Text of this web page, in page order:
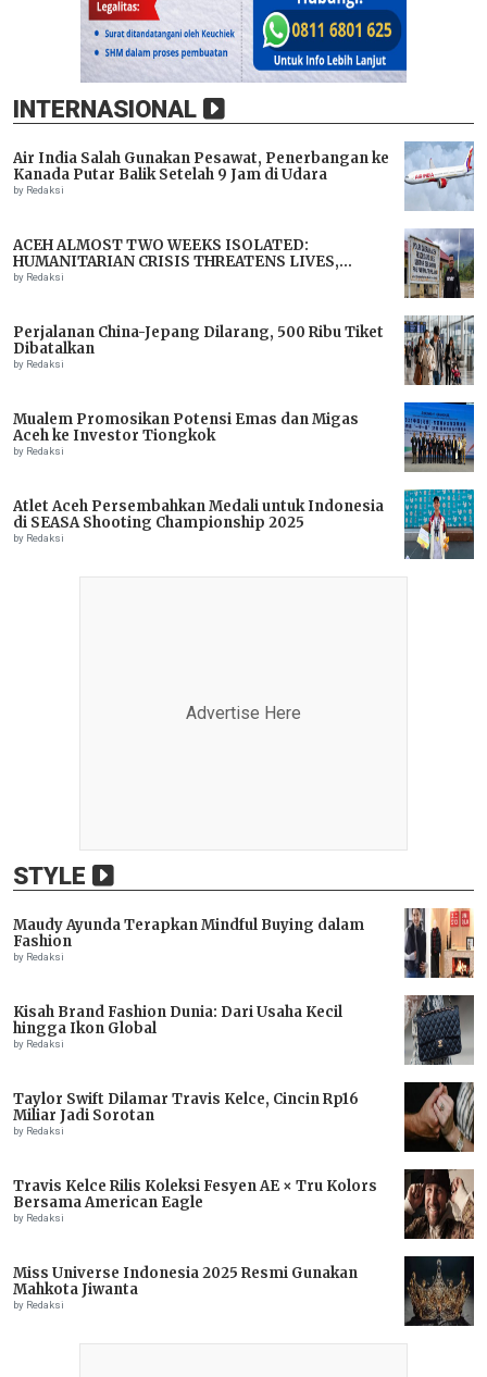
INTERNASIONAL
Air India Salah Gunakan Pesawat, Penerbangan ke
Kanada Putar Balik Setelah 9 Jam di Udara
by Redaksi
ACEH ALMOST TWO WEEKS ISOLATED:
HUMANITARIAN CRISIS THREATENS LIVES,
IMMEDIATE ASSISTANCE URGENTLY NEEDED
by Redaksi
Perjalanan China-Jepang Dilarang, 500 Ribu Tiket
Dibatalkan
by Redaksi
Mualem Promosikan Potensi Emas dan Migas
Aceh ke Investor Tiongkok
by Redaksi
Atlet Aceh Persembahkan Medali untuk Indonesia
di SEASA Shooting Championship 2025
by Redaksi
Advertise Here
STYLE
Maudy Ayunda Terapkan Mindful Buying dalam
Fashion
by Redaksi
Kisah Brand Fashion Dunia: Dari Usaha Kecil
hingga Ikon Global
by Redaksi
Taylor Swift Dilamar Travis Kelce, Cincin Rp16
Miliar Jadi Sorotan
by Redaksi
Travis Kelce Rilis Koleksi Fesyen AE × Tru Kolors
Bersama American Eagle
by Redaksi
Miss Universe Indonesia 2025 Resmi Gunakan
Mahkota Jiwanta
by Redaksi